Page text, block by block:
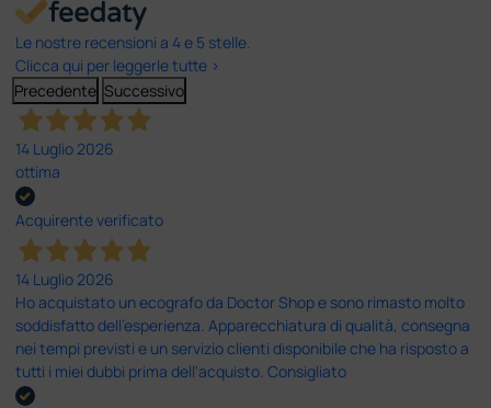
Le nostre recensioni a 4 e 5 stelle.
Clicca qui per leggerle tutte >
Precedente Successivo
14 Luglio 2026
ottima
Acquirente verificato
14 Luglio 2026
Ho acquistato un ecografo da Doctor Shop e sono rimasto molto
soddisfatto dell'esperienza. Apparecchiatura di qualità, consegna
nei tempi previsti e un servizio clienti disponibile che ha risposto a
tutti i miei dubbi prima dell'acquisto. Consigliato